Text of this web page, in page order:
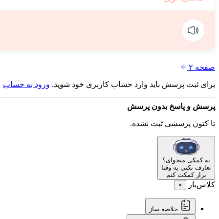
صفحه ۲
برای ثبت پرسش باید وارد حساب کاربری خود شوید. ورود به حساب
پرسش و پاسخ بدون پرسش
تا کتون پرسشی ثبت نشده.
یه کمکی میخوای؟
تعارف نکنی یه وقتا
بزار کمکت کنم
کلاس‌یار ×
خلاصه ساز